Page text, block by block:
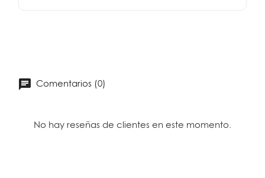
Comentarios (0)
No hay reseñas de clientes en este momento.